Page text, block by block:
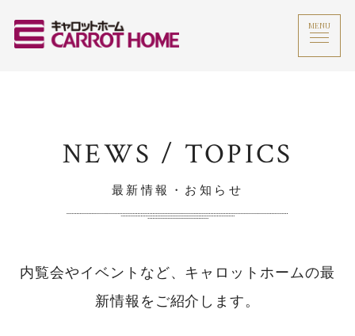
MENU
NEWS / TOPICS
最新情報・お知らせ
内覧会やイベントなど、キャロットホームの最
新情報をご紹介します。